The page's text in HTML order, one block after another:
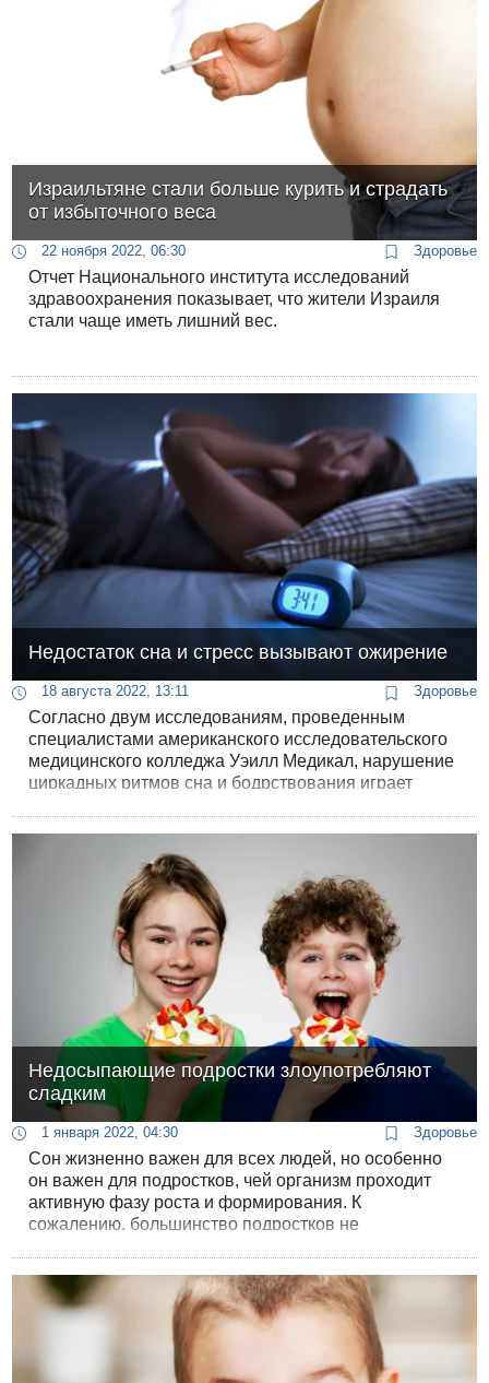
Израильтяне стали больше курить и страдать
от избыточного веса
22 ноября 2022, 06:30 Здоровье
Отчет Национального института исследований
здравоохранения показывает, что жители Израиля
стали чаще иметь лишний вес.
Недостаток сна и стресс вызывают ожирение
18 августа 2022, 13:11 Здоровье
Согласно двум исследованиям, проведенным
специалистами американского исследовательского
медицинского колледжа Уэилл Медикал, нарушение
циркадных ритмов сна и бодрствования играет
Недосыпающие подростки злоупотребляют
сладким
1 января 2022, 04:30 Здоровье
Сон жизненно важен для всех людей, но особенно
он важен для подростков, чей организм проходит
активную фазу роста и формирования. К
сожалению, большинство подростков не
спят меньше рекомендованных восьми-десяти
часов ночью. Как выяснилось, помимо прочего,
подобный дефицит сна приводит еще и к